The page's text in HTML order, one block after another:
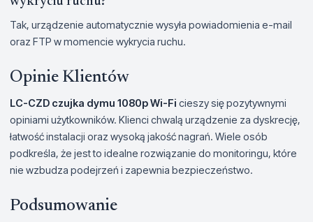
Tak, urządzenie automatycznie wysyła powiadomienia e-mail
oraz FTP w momencie wykrycia ruchu.
Opinie Klientów
LC-CZD czujka dymu 1080p Wi-Fi cieszy się pozytywnymi
opiniami użytkowników. Klienci chwalą urządzenie za dyskrecję,
łatwość instalacji oraz wysoką jakość nagrań. Wiele osób
podkreśla, że jest to idealne rozwiązanie do monitoringu, które
nie wzbudza podejrzeń i zapewnia bezpieczeństwo.
Podsumowanie